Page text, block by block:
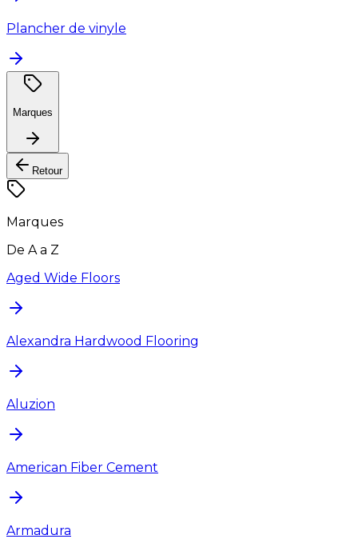
Plancher de vinyle
Marques
Retour
Marques
De A a Z
Aged Wide Floors
Alexandra Hardwood Flooring
Aluzion
American Fiber Cement
Armadura